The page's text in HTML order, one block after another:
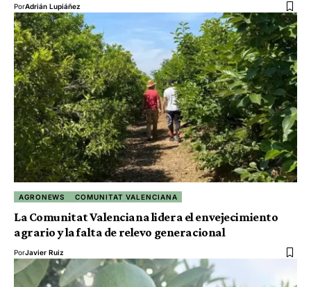
PorAdrián Lupiáñez
AGRONEWS COMUNITAT VALENCIANA
La Comunitat Valenciana lidera el envejecimiento
agrario y la falta de relevo generacional
PorJavier Ruiz